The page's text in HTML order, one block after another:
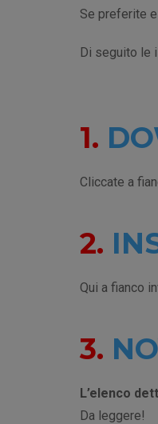
Se preferite
Di seguito le
1.
Cliccate a
2.
Qui a fianco
3.
L’elenco
Da leggere!